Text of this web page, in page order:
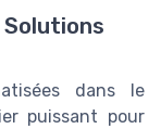
dans le
puissant pour